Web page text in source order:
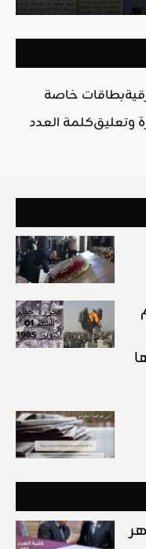
بطاقات خاصة
وتعليقكلمة العدد